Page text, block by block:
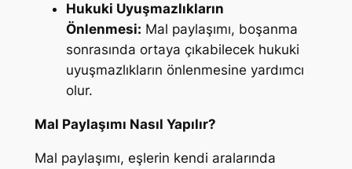
Hukuki Uyuşmazlıkların
Önlenmesi: Mal paylaşımı, boşanma
sonrasında ortaya çıkabilecek hukuki
uyuşmazlıkların önlenmesine yardımcı
olur.
Mal Paylaşımı Nasıl Yapılır?
Mal paylaşımı, eşlerin kendi aralarında